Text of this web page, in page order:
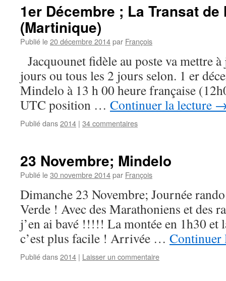
1er Décembre ; La Transat
(Martinique)
Publié le20 décembre 2014par François
Jacquounet fidèle au poste va mettre
jours ou tous les 2 jours selon. 1 er
Mindelo à 13 h 00 heure française
UTC position … Continuer la lecture
Publié dans2014 | 34 commentaires
23 Novembre; Mindelo
Publié le30 novembre 2014par François
Dimanche 23 Novembre; Journée
Verde ! Avec des Marathoniens et des
j’en ai bavé !!!!! La montée en 1h30 et
c’est plus facile ! Arrivée …
Publié dans2014 | Laisser un commentaire